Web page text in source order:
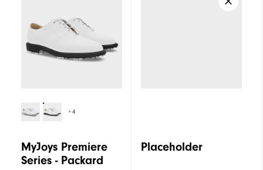
+4
MyJoys Premiere
Series - Packard
Placeholder